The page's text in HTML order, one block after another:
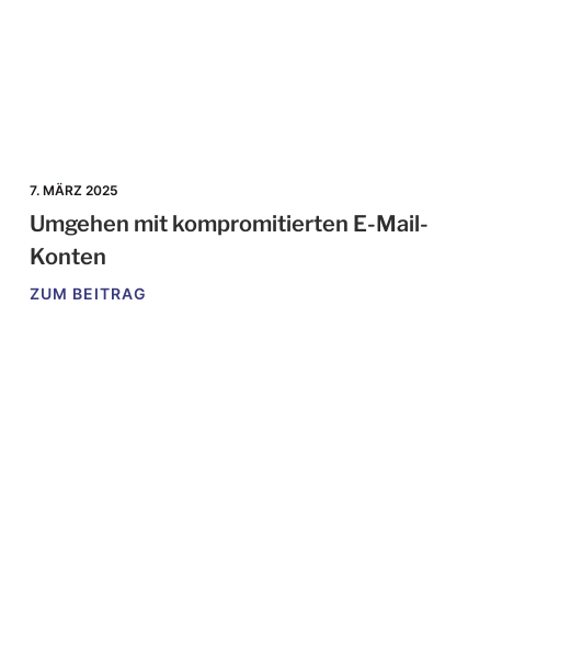
7. MÄRZ 2025
Umgehen mit kompromitierten E-Mail-
Konten
ZUM BEITRAG